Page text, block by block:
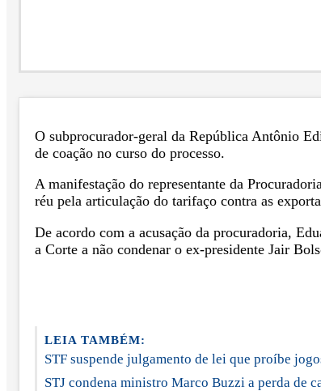
O subprocurador-geral da República Antônio
de coação no curso do processo.
A manifestação do representante da
réu pela articulação do tarifaço contra as
De acordo com a acusação da procuradoria,
a Corte a não condenar o ex-presidente Jair
LEIA TAMBÉM:
STF suspende julgamento de lei que proíbe
STJ condena ministro Marco Buzzi a perda de